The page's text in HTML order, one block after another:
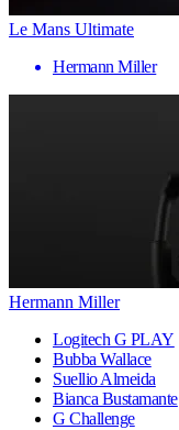
Le Mans Ultimate
Hermann Miller
Hermann Miller
Logitech G PLAY
Bubba Wallace
Suellio Almeida
Bianca Bustamante
G Challenge